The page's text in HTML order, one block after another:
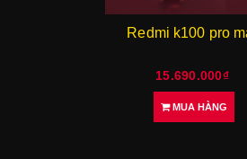
Redmi k100 pro
15.690.000₫
MUA HÀNG